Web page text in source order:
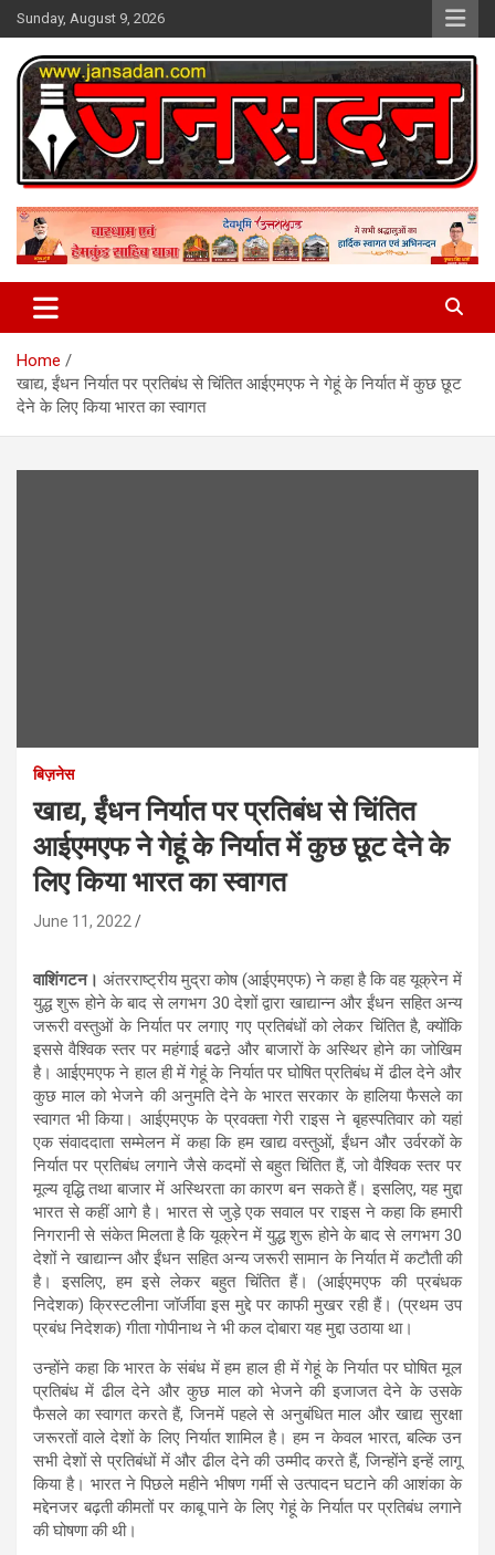
Skip
to
content
Sunday, August 9, 2026
Jan Sadan
Home
खाद्य, ईंधन निर्यात पर प्रतिबंध से चिंतित आईएमएफ ने गेहूं के निर्यात में कुछ छूट
देने के लिए किया भारत का स्वागत
बिज़नेस
खाद्य, ईंधन निर्यात पर प्रतिबंध से चिंतित
आईएमएफ ने गेहूं के निर्यात में कुछ छूट देने के
लिए किया भारत का स्वागत
June 11, 2022
वाशिंगटन। अंतरराष्ट्रीय मुद्रा कोष (आईएमएफ) ने कहा है कि वह यूक्रेन में
युद्ध शुरू होने के बाद से लगभग 30 देशों द्वारा खाद्यान्न और ईंधन सहित अन्य
जरूरी वस्तुओं के निर्यात पर लगाए गए प्रतिबंधों को लेकर चिंतित है, क्योंकि
इससे वैश्विक स्तर पर महंगाई बढऩे और बाजारों के अस्थिर होने का जोखिम
है। आईएमएफ ने हाल ही में गेहूं के निर्यात पर घोषित प्रतिबंध में ढील देने और
कुछ माल को भेजने की अनुमति देने के भारत सरकार के हालिया फैसले का
स्वागत भी किया। आईएमएफ के प्रवक्ता गेरी राइस ने बृहस्पतिवार को यहां
एक संवाददाता सम्मेलन में कहा कि हम खाद्य वस्तुओं, ईंधन और उर्वरकों के
निर्यात पर प्रतिबंध लगाने जैसे कदमों से बहुत चिंतित हैं, जो वैश्विक स्तर पर
मूल्य वृद्धि तथा बाजार में अस्थिरता का कारण बन सकते हैं। इसलिए, यह मुद्दा
भारत से कहीं आगे है। भारत से जुड़े एक सवाल पर राइस ने कहा कि हमारी
निगरानी से संकेत मिलता है कि यूक्रेन में युद्ध शुरू होने के बाद से लगभग 30
देशों ने खाद्यान्न और ईंधन सहित अन्य जरूरी सामान के निर्यात में कटौती की
है। इसलिए, हम इसे लेकर बहुत चिंतित हैं। (आईएमएफ की प्रबंधक
निदेशक) क्रिस्टलीना जॉर्जीवा इस मुद्दे पर काफी मुखर रही हैं। (प्रथम उप
प्रबंध निदेशक) गीता गोपीनाथ ने भी कल दोबारा यह मुद्दा उठाया था।
उन्होंने कहा कि भारत के संबंध में हम हाल ही में गेहूं के निर्यात पर घोषित मूल
प्रतिबंध में ढील देने और कुछ माल को भेजने की इजाजत देने के उसके
फैसले का स्वागत करते हैं, जिनमें पहले से अनुबंधित माल और खाद्य सुरक्षा
जरूरतों वाले देशों के लिए निर्यात शामिल है। हम न केवल भारत, बल्कि उन
सभी देशों से प्रतिबंधों में और ढील देने की उम्मीद करते हैं, जिन्होंने इन्हें लागू
किया है। भारत ने पिछले महीने भीषण गर्मी से उत्पादन घटाने की आशंका के
मद्देनजर बढ़ती कीमतों पर काबू पाने के लिए गेहूं के निर्यात पर प्रतिबंध लगाने
की घोषणा की थी।